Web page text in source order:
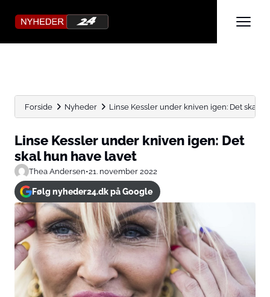
Forside Nyheder Linse Kessler under kniven igen: Det skal
Linse Kessler under kniven igen: Det
skal hun have lavet
Thea Andersen•21. november 2022
Følg nyheder24.dk på Google